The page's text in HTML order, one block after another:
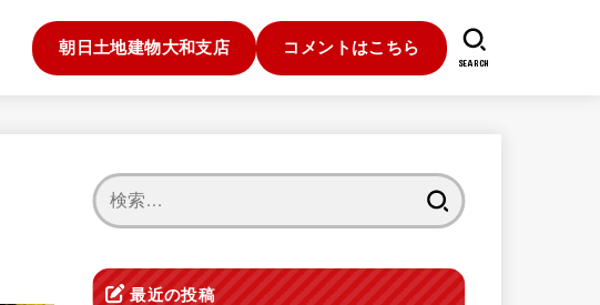
朝日土地建物大和支店 コメントはこちら
SEARCH
最近の投稿